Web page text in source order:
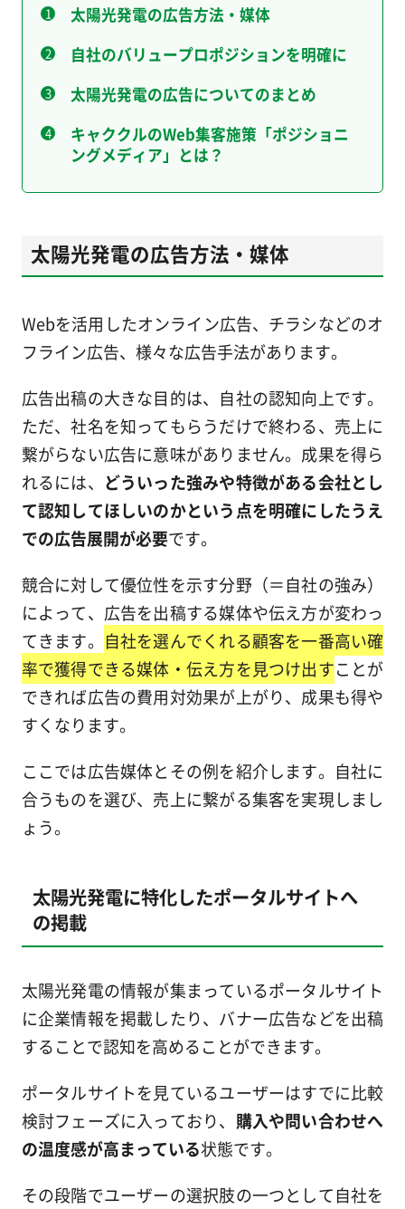
太陽光発電の広告方法・媒体
自社のバリュープロポジションを明確に
太陽光発電の広告についてのまとめ
キャククルのWeb集客施策「ポジショニ
ングメディア」とは？
太陽光発電の広告方法・媒体
Webを活用したオンライン広告、チラシなどのオ
フライン広告、様々な広告手法があります。
広告出稿の大きな目的は、自社の認知向上です。
ただ、社名を知ってもらうだけで終わる、売上に
繋がらない広告に意味がありません。成果を得ら
れるには、 どういった強みや特徴がある会社とし
て認知してほしいのかという点を明確にしたうえ
での広告展開が必要です。
競合に対して優位性を示す分野（＝自社の強み）
によって、広告を出稿する媒体や伝え方が変わっ
てきます。 自社を選んでくれる顧客を一番高い確
率で獲得できる媒体・伝え方を見つけ出すことが
できれば広告の費用対効果が上がり、成果も得や
すくなります。
ここでは広告媒体とその例を紹介します。自社に
合うものを選び、売上に繋がる集客を実現しまし
ょう。
太陽光発電に特化したポータルサイトへ
の掲載
太陽光発電の情報が集まっているポータルサイト
に企業情報を掲載したり、バナー広告などを出稿
することで認知を高めることができます。
ポータルサイトを見ているユーザーはすでに比較
検討フェーズに入っており、 購入や問い合わせへ
の温度感が高まっている状態です。
その段階でユーザーの選択肢の一つとして自社を